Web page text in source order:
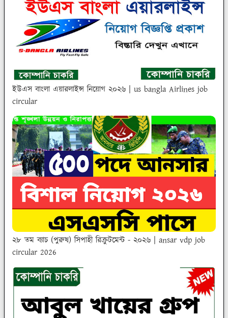
ইউএস বাংলা এয়ারলাইন্স নিয়োগ ২০২৬ | us bangla Airlines job
circular
২৮ তম ব্যাচ (পুরুষ) সিপাহী রিক্রুটমেন্ট - ২০২৬ | ansar vdp job
circular 2026